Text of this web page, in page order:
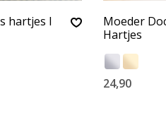
hartjes I
Moeder
Hartjes
24,90